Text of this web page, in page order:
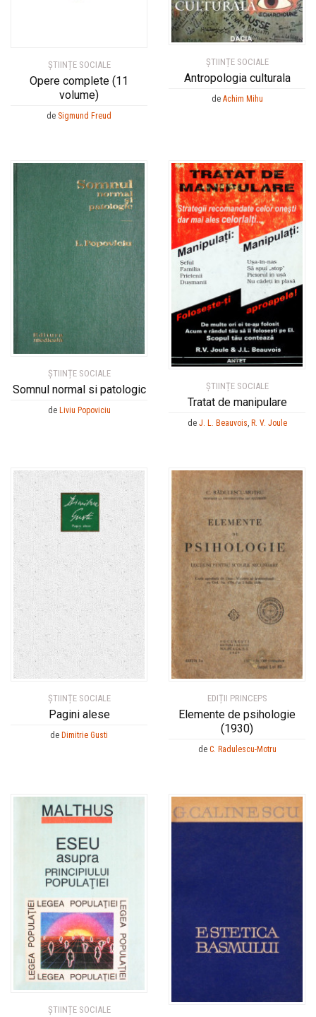
ȘTIINȚE SOCIALE
Opere complete (11
volume)
de Sigmund Freud
ȘTIINȚE SOCIALE
Antropologia culturala
de Achim Mihu
ȘTIINȚE SOCIALE
Somnul normal si patologic
de Liviu Popoviciu
ȘTIINȚE SOCIALE
Tratat de manipulare
de J. L. Beauvois R. V. Joule
ȘTIINȚE SOCIALE
Pagini alese
de Dimitrie Gusti
EDIȚII PRINCEPS
Elemente de psihologie
(1930)
de C. Radulescu-Motru
ȘTIINȚE SOCIALE